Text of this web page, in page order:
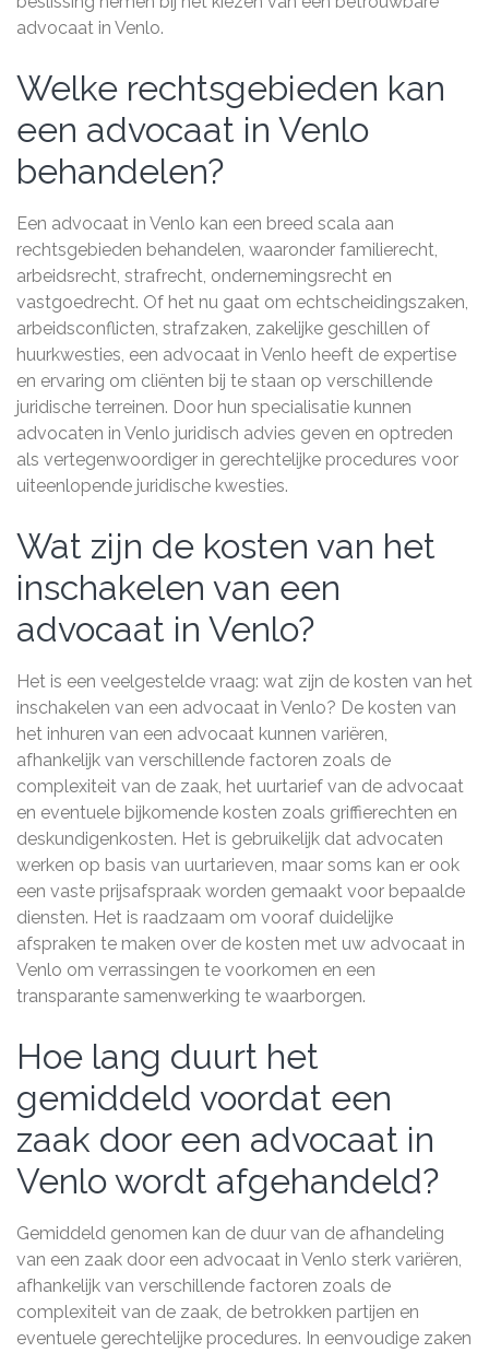
advocaat in Venlo.
Welke rechtsgebieden kan
een advocaat in Venlo
behandelen?
Een advocaat in Venlo kan een breed scala aan
rechtsgebieden behandelen, waaronder familierecht,
arbeidsrecht, strafrecht, ondernemingsrecht en
vastgoedrecht. Of het nu gaat om echtscheidingszaken,
arbeidsconflicten, strafzaken, zakelijke geschillen of
huurkwesties, een advocaat in Venlo heeft de expertise
en ervaring om cliënten bij te staan op verschillende
juridische terreinen. Door hun specialisatie kunnen
advocaten in Venlo juridisch advies geven en optreden
als vertegenwoordiger in gerechtelijke procedures voor
uiteenlopende juridische kwesties.
Wat zijn de kosten van het
inschakelen van een
advocaat in Venlo?
Het is een veelgestelde vraag: wat zijn de kosten van het
inschakelen van een advocaat in Venlo? De kosten van
het inhuren van een advocaat kunnen variëren,
afhankelijk van verschillende factoren zoals de
complexiteit van de zaak, het uurtarief van de advocaat
en eventuele bijkomende kosten zoals griffierechten en
deskundigenkosten. Het is gebruikelijk dat advocaten
werken op basis van uurtarieven, maar soms kan er ook
een vaste prijsafspraak worden gemaakt voor bepaalde
diensten. Het is raadzaam om vooraf duidelijke
afspraken te maken over de kosten met uw advocaat in
Venlo om verrassingen te voorkomen en een
transparante samenwerking te waarborgen.
Hoe lang duurt het
gemiddeld voordat een
zaak door een advocaat in
Venlo wordt afgehandeld?
Gemiddeld genomen kan de duur van de afhandeling
van een zaak door een advocaat in Venlo sterk variëren,
afhankelijk van verschillende factoren zoals de
complexiteit van de zaak, de betrokken partijen en
eventuele gerechtelijke procedures. In eenvoudige zaken